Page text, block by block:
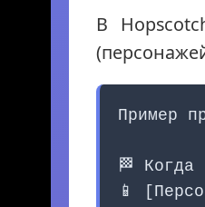
В
Пример
🏁 Когда
📱